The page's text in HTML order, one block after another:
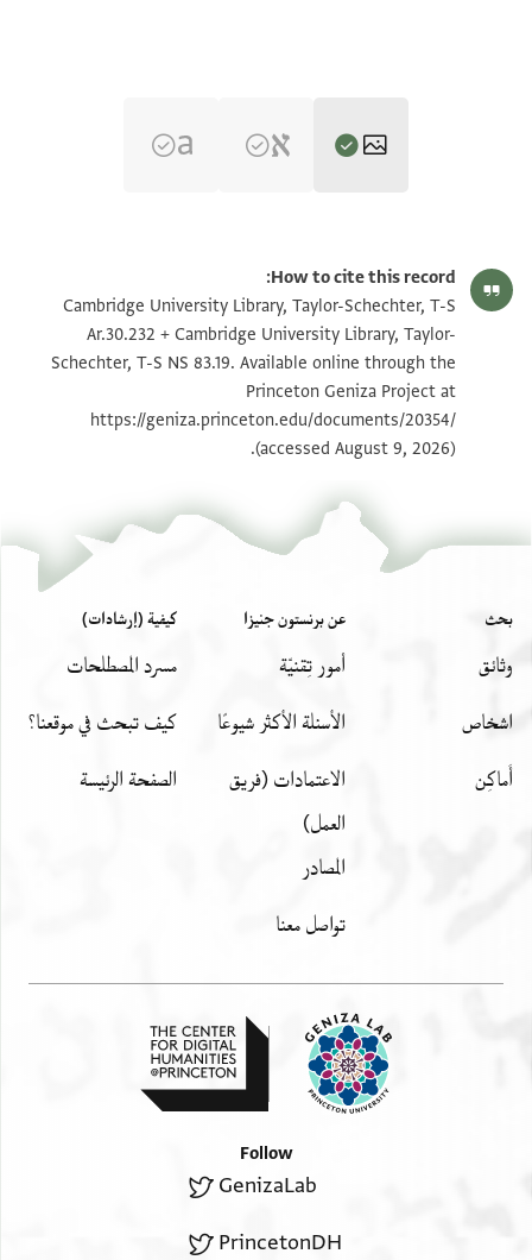
T-S Ar.30.232 1v تكبير و تدوير
T-S Ar.30.232 2r تكبير و تدوير
T-S Ar.30.232 2v
T-S Ar.30.232 3r
T-S NS 83.19 1r تكبير و تدوير
بيان أذونات الصورة
How to cite this record:
Cambridge University Library, Taylor-Schechter, T-S
Ar.30.232 + Cambridge University Library, Taylor-
Schechter, T-S NS 83.19. Available online through the
Princeton Geniza Project at
https://geniza.princeton.edu/documents/20354/
(accessed August 9, 2026).
بحث
وثائق
اشخاص
أَماكِن
عن برنستون جنيزا
أمور تِقنيّة
الأسئلة الأكثر شيوعًا
الاعتمادات (فريق
العمل)
المصادر
تواصل معنا
كيفية (إرشادات)
مسرد المصطلحات
كيف تبحث في موقعنا؟
الصفحة الرئيسة
Follow
GenizaLab
PrincetonDH